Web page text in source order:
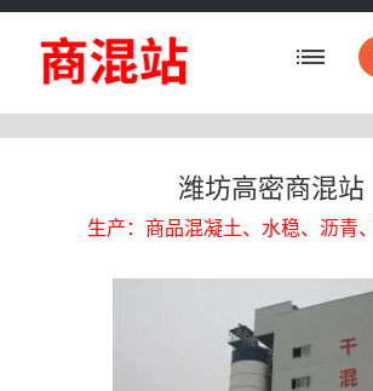
潍坊高密商混站
生产：商品混凝土、水稳、沥青